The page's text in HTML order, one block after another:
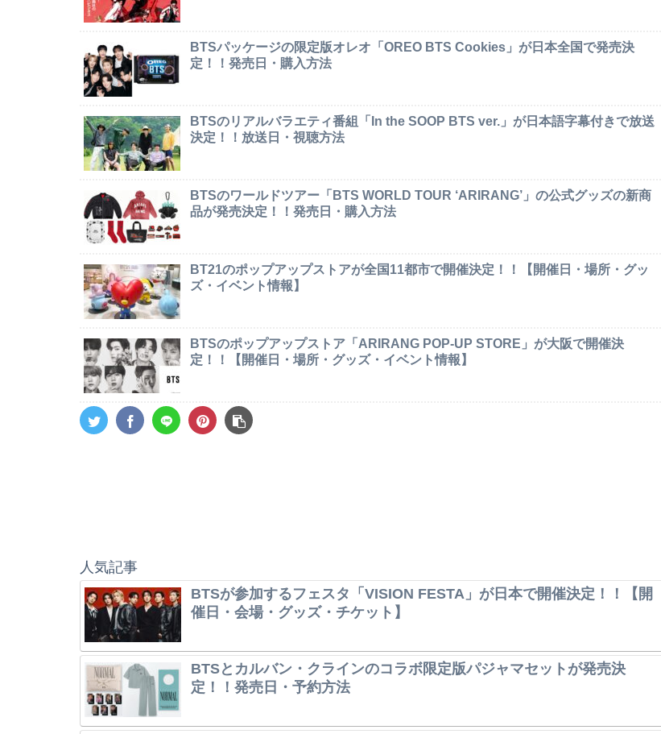
BTSパッケージの限定版オレオ「OREO BTS Cookies」が日本全国で発売決
定！！発売日・購入方法
BTSのリアルバラエティ番組「In the SOOP BTS ver.」が日本語字幕付きで放送
決定！！放送日・視聴方法
BTSのワールドツアー「BTS WORLD TOUR ‘ARIRANG’」の公式グッズの新商
品が発売決定！！発売日・購入方法
BT21のポップアップストアが全国11都市で開催決定！！【開催日・場所・グッ
ズ・イベント情報】
BTSのポップアップストア「ARIRANG POP-UP STORE」が大阪で開催決
定！！【開催日・場所・グッズ・イベント情報】
人気記事
BTSが参加するフェスタ「VISION FESTA」が日本で開催決定！！【開
催日・会場・グッズ・チケット】
BTSとカルバン・クラインのコラボ限定版パジャマセットが発売決
定！！発売日・予約方法